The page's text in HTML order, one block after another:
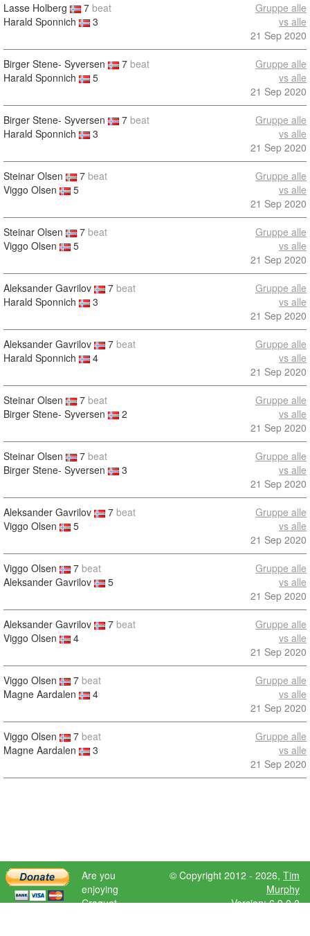
Lasse Holberg 7 beat
Harald Sponnich
3
Gruppe alle
vs alle
21 Sep 2020
Birger Stene- Syversen 7 beat
Harald Sponnich
5
Gruppe alle
vs alle
21 Sep 2020
Birger Stene- Syversen 7 beat
Harald Sponnich
3
Gruppe alle
vs alle
21 Sep 2020
Steinar Olsen 7 beat
Viggo Olsen
5
Gruppe alle
vs alle
21 Sep 2020
Steinar Olsen 7 beat
Viggo Olsen
5
Gruppe alle
vs alle
21 Sep 2020
Aleksander Gavrilov 7 beat
Harald Sponnich
3
Gruppe alle
vs alle
21 Sep 2020
Aleksander Gavrilov 7 beat
Harald Sponnich
4
Gruppe alle
vs alle
21 Sep 2020
Steinar Olsen 7 beat
Birger Stene- Syversen
2
Gruppe alle
vs alle
21 Sep 2020
Steinar Olsen 7 beat
Birger Stene- Syversen
3
Gruppe alle
vs alle
21 Sep 2020
Aleksander Gavrilov 7 beat
Viggo Olsen
5
Gruppe alle
vs alle
21 Sep 2020
Viggo Olsen 7 beat
Aleksander Gavrilov
5
Gruppe alle
vs alle
21 Sep 2020
Aleksander Gavrilov 7 beat
Viggo Olsen
4
Gruppe alle
vs alle
21 Sep 2020
Viggo Olsen 7 beat
Magne Aardalen
4
Gruppe alle
vs alle
21 Sep 2020
Viggo Olsen 7 beat
Magne Aardalen
3
Gruppe alle
vs alle
21 Sep 2020
Are you
enjoying
Croquet
© Copyright 2012 - 2026, Tim
Murphy
Version: 6.9.0.0